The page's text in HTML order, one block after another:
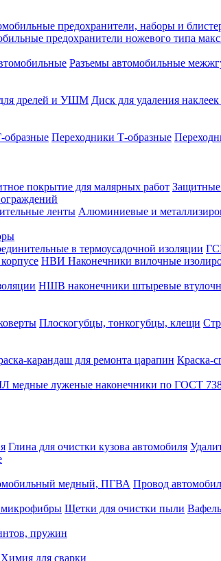
предохранители, наборы и
предохранители ножевого типа
Разъемы автомобильные
дрелей и УШМ Диск для удаления
образные Переходники Т-образные
покрытие для малярных работ
ленты Алюминиевые и
в термоусадочной изоляции
НВИ Наконечники вилочные
НШВ наконечники штыревые
Плоскогубцы, тонкогубцы, клещи
карандаш для ремонта царапин Краска-
медные луженые наконечники по ГОСТ
Глина для очистки кузова автомобиля
медный, ПГВА Провод
микрофибры Щетки для очистки пыли
пружин
Химия для сварки